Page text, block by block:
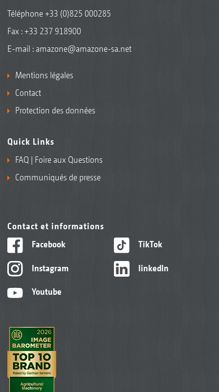
Téléphone+33 (0)825 000285
Fax : +33 237 918900
E-mail : amazone@amazone-sa.net
Mentions légales
Contact
Protection des données
Quick Links
FAQ | Foire aux Questions
Communiqués de presse
Contact et informations
Facebook
Instagram
Youtube
TikTok
linkedIn